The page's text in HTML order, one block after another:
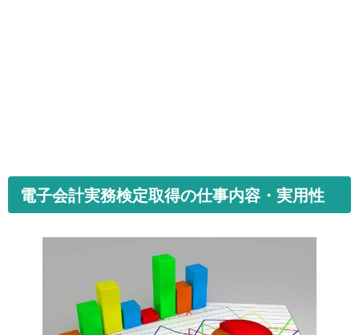
電子会計実務検定取得の仕事内容・実用性